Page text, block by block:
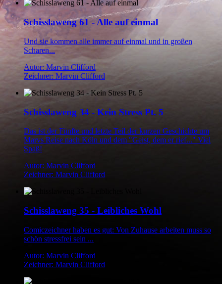
Schisslaweng 61 - Alle auf einmal
Und sie kommen alle immer auf einmal und in großen
Scharen...
Autor: Marvin Clifford
Zeichner: Marvin Clifford
Schisslaweng 34 - Kein Stress Pt. 5
Das ist der Fünfte und letzte Teil der kurzen Geschichte um
Marvs Reise nach Köln und dem "Geist, dem er rief..." Viel
Spaß!
Autor: Marvin Clifford
Zeichner: Marvin Clifford
Schisslaweng 35 - Leibliches Wohl
Comiczeichner haben es gut: Von Zuhause arbeiten muss so
schön stressfrei sein ...
Autor: Marvin Clifford
Zeichner: Marvin Clifford